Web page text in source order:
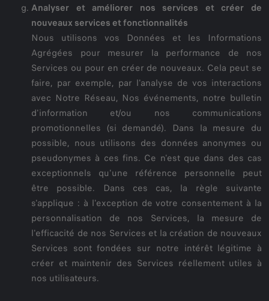
Analyser et améliorer nos services et créer de
nouveaux services et fonctionnalités
Nous utilisons vos Données et les Informations
Agrégées pour mesurer la performance de nos
Services ou pour en créer de nouveaux. Cela peut se
faire, par exemple, par l'analyse de vos interactions
avec Notre Réseau, Nos événements, notre bulletin
d'information et/ou nos communications
promotionnelles (si demandé). Dans la mesure du
possible, nous utilisons des données anonymes ou
pseudonymes à ces fins. Ce n'est que dans des cas
exceptionnels qu'une référence personnelle peut
être possible. Dans ces cas, la règle suivante
s'applique : à l'exception de votre consentement à la
personnalisation de nos Services, la mesure de
l'efficacité de nos Services et la création de nouveaux
Services sont fondées sur notre intérêt légitime à
créer et maintenir des Services réellement utiles à
nos utilisateurs.